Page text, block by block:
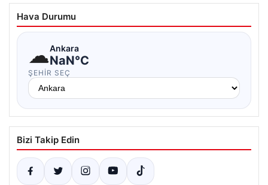
Hava Durumu
☁Ankara
NaN°C
ŞEHIR SEÇ
Bizi Takip Edin